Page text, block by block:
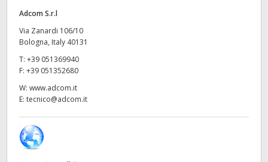
Germany
Hong Kong SAR, China
India
Italia
Adcom S.r.l
Via Zanardi 106/10
Bologna, Italy 40131
T: +39 051369940
F: +39 051352680
W: www.adcom.it
E: tecnico@adcom.it